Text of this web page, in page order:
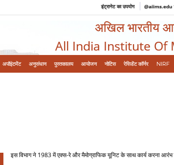
इंट्रानेट का उपयोग @aiims.edu
अखिल भारतीय
All India Institute Of
अपॉइंटमेंट अनुसंधान पुस्तकालय आयोजन नोटिस रेसिडेंट कॉर्नर NIRF
इस विभाग ने 1983 में एक्‍स-रे और मैमोग्राफिक यूनिट के साथ कार्य करना